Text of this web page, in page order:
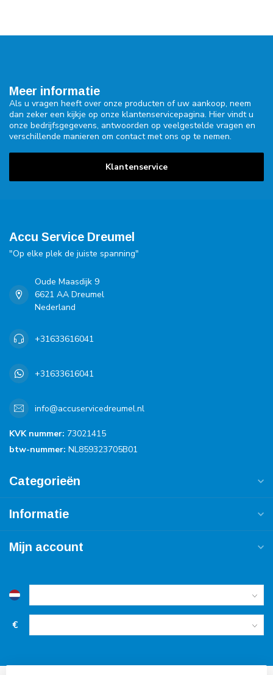
Meer informatie
Als u vragen heeft over onze producten of uw aankoop, neem
dan zeker een kijkje op onze klantenservicepagina. Hier vindt u
onze bedrijfsgegevens, antwoorden op veelgestelde vragen en
verschillende manieren om contact met ons op te nemen.
Klantenservice
Accu Service Dreumel
"Op elke plek de juiste spanning"
Oude Maasdijk 9
6621 AA Dreumel
Nederland
+31633616041
+31633616041
info@accuservicedreumel.nl
KVK nummer: 73021415
btw-nummer: NL859323705B01
Categorieën
Informatie
Mijn account
€